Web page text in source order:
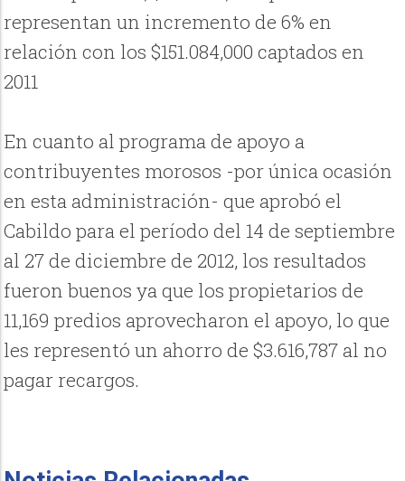
representan un incremento de 6% en
relación con los $151.084,000 captados en
2011
En cuanto al programa de apoyo a
contribuyentes morosos -por única ocasión
en esta administración- que aprobó el
Cabildo para el período del 14 de septiembre
al 27 de diciembre de 2012, los resultados
fueron buenos ya que los propietarios de
11,169 predios aprovecharon el apoyo, lo que
les representó un ahorro de $3.616,787 al no
pagar recargos.